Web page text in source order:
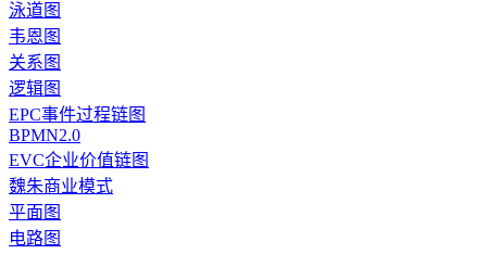
泳道图
韦恩图
关系图
逻辑图
EPC事件过程链图
BPMN2.0
EVC企业价值链图
魏朱商业模式
平面图
电路图